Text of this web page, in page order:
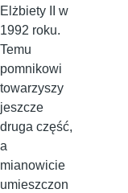
Elżbiety II w
1992 roku.
Temu
pomnikowi
towarzyszy
jeszcze
druga część,
a
mianowicie
umieszczon